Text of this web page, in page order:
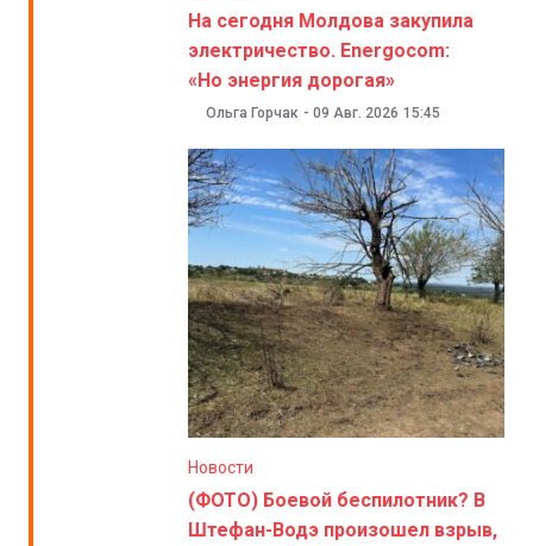
На сегодня Молдова закупила
электричество. Energocom:
«Но энергия дорогая»
Ольга Горчак - 09 Авг. 2026 15:45
Новости
(ФОТО) Боевой беспилотник? В
Штефан-Водэ произошел взрыв,